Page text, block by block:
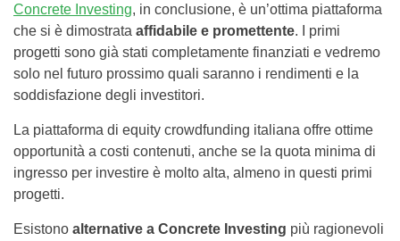
Concrete Investing, in conclusione, è un’ottima piattaforma
che si è dimostrata affidabile e promettente. I primi
progetti sono già stati completamente finanziati e vedremo
solo nel futuro prossimo quali saranno i rendimenti e la
soddisfazione degli investitori.
La piattaforma di equity crowdfunding italiana offre ottime
opportunità a costi contenuti, anche se la quota minima di
ingresso per investire è molto alta, almeno in questi primi
progetti.
Esistono alternative a Concrete Investing più ragionevoli